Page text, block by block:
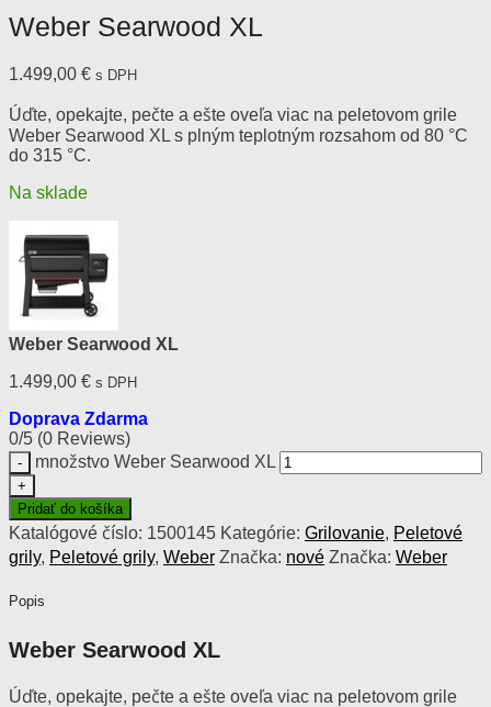
Weber Searwood XL
1.499,00 € s DPH
Úďte, opekajte, pečte a ešte oveľa viac na peletovom grile
Weber Searwood XL s plným teplotným rozsahom od 80 °C
do 315 °C.
Na sklade
Weber Searwood XL
1.499,00 € s DPH
Doprava Zdarma
0/5 (0 Reviews)
množstvo Weber Searwood XL
Pridať do košíka
Katalógové číslo: 1500145 Kategórie: Grilovanie, Peletové
grily, Peletové grily, Weber Značka: nové Značka: Weber
Popis
Weber Searwood XL
Úďte, opekajte, pečte a ešte oveľa viac na peletovom grile